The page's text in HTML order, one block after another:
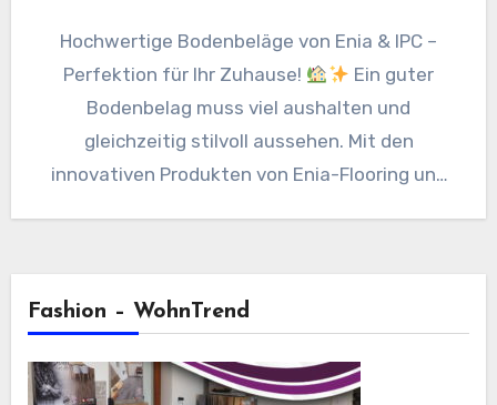
Hochwertige Bodenbeläge von Enia & IPC –
Perfektion für Ihr Zuhause!
Ein guter
Bodenbelag muss viel aushalten und
gleichzeitig stilvoll aussehen. Mit den
innovativen Produkten von Enia-Flooring und
Fashion – WohnTrend